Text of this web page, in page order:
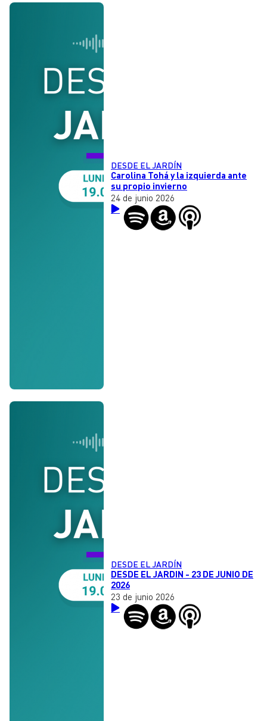
DESDE EL JARDÍN
Carolina Tohá y la izquierda ante
su propio invierno
24 de junio 2026
DESDE EL JARDÍN
DESDE EL JARDIN - 23 DE JUNIO DE
2026
23 de junio 2026